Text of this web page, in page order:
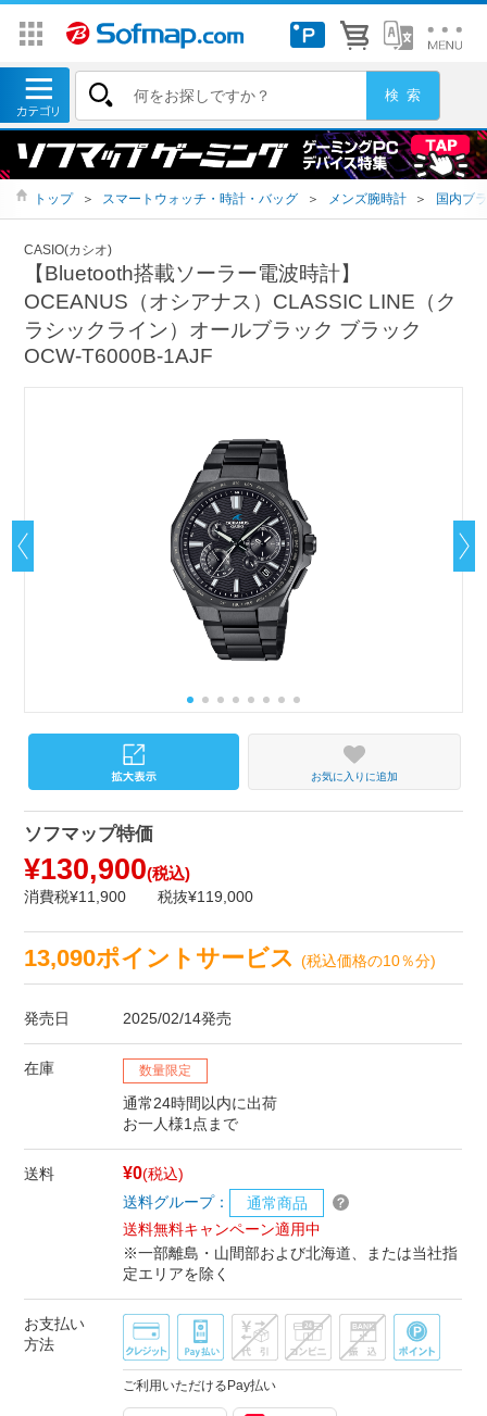
トップ ＞ スマートウォッチ・時計・バッグ ＞ メンズ腕時計 ＞ 国内ブ
CASIO(カシオ)
【Bluetooth搭載ソーラー電波時計】
OCEANUS（オシアナス）CLASSIC LINE（ク
ラシックライン）オールブラック ブラック
OCW-T6000B-1AJF
お気に入りに追加
ソフマップ特価
¥130,900(税込)
消費税¥11,900 税抜¥119,000
13,090ポイントサービス(税込価格の10％分)
発売日 2025/02/14発売
在庫 数量限定
通常24時間以内に出荷
お一人様1点まで
送料 ¥0(税込)
送料グループ：
通常商品
送料無料キャンペーン適用中
※一部離島・山間部および北海道、または当社指
定エリアを除く
お支払い
方法
ご利用いただけるPay払い